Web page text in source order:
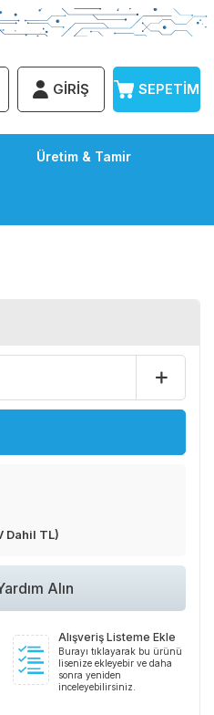
GIRIŞ SEPETIM
Üretim & Tamir
Dahil TL)
Alın
Alışveriş Listeme Ekle
Burayı tıklayarak bu ürünü
lisenize ekleyebir ve daha
sonra yeniden
inceleyebilirsiniz.